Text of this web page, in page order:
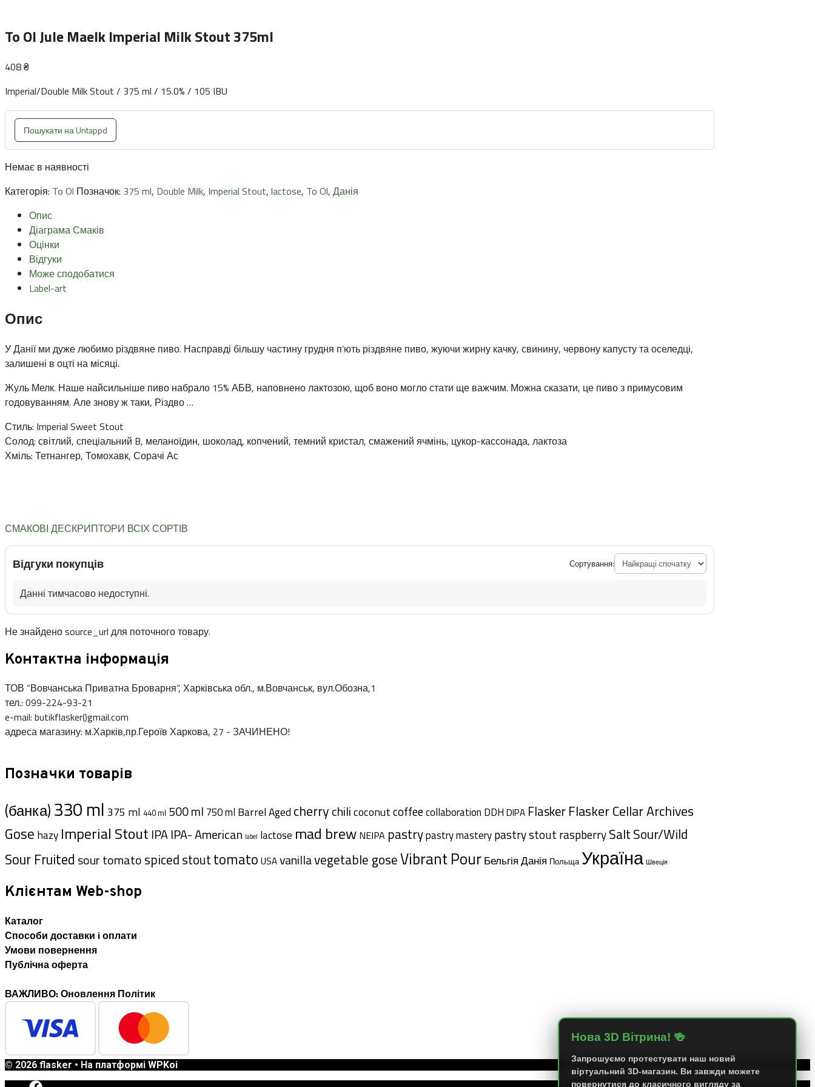
To Ol Jule Maelk Imperial Milk Stout 375ml
408₴
Imperial/Double Milk Stout / 375 ml / 15.0% / 105 IBU
Пошукати на Untappd
Немає в наявності
Категорія: To Ol Позначок: 375 ml, Double Milk, Imperial Stout, lactose, To Ol, Данія
Опис
Діаграма Смаків
Оцінки
Відгуки
Може сподобатися
Label-art
Опис
У Данії ми дуже любимо різдвяне пиво. Насправді більшу частину грудня п’ють різдвяне пиво, жуючи жирну качку, свинину, червону капусту та оселедці,
залишені в оцті на місяці.
Жуль Мелк. Наше найсильніше пиво набрало 15% АБВ, наповнено лактозою, щоб воно могло стати ще важчим. Можна сказати, це пиво з примусовим
годовуванням. Але знову ж таки, Різдво …
Стиль: Imperial Sweet Stout
Солод: світлий, спеціальний B, меланоїдин, шоколад, копчений, темний кристал, смажений ячмінь, цукор-кассонада, лактоза
Хміль: Тетнангер, Томохавк, Сорачі Ас
СМАКОВІ ДЕСКРИПТОРИ ВСІХ СОРТІВ
Відгуки покупців Сортування:
Данні тимчасово недоступні.
Не знайдено source_url для поточного товару.
Контактна інформація
ТОВ “Вовчанська Приватна Броварня”, Харківська обл., м.Вовчанськ, вул.Обозна,1
тел.: 099-224-93-21
e-mail: butikflasker()gmail.com
адреса магазину: м.Харків,пр.Героїв Харкова, 27 - ЗАЧИНЕНО!
Позначки товарів
(банка)330 ml 375 ml 440 ml 500 ml 750 ml Barrel Aged cherrychilicoconutcoffeecollaboration DDH DIPA FlaskerFlasker Cellar Archives
Gose hazy Imperial Stout IPA IPA- American label lactose mad brew NEIPA pastrypastry masterypastry stout raspberrySaltSour/Wild
Sour Fruited sour tomatospicedstouttomato USAvanillavegetable goseVibrant PourБельгіяДанія Польща Україна Швеція
Клієнтам Web-shop
Каталог
Способи доставки i оплати
Умови повернення
Публічна оферта
ВАЖЛИВО: Оновлення Політик
© 2026 flasker • На платформі WPKoi
Нова 3D Вітрина! 🍻
Запрошуємо протестувати наш новий
віртуальний 3D-магазин. Ви завжди можете
повернутися до класичного вигляду за